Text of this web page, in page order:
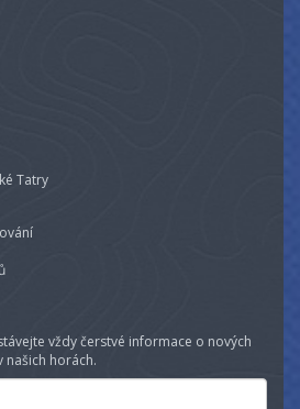
Tatry
vždy čerstvé informace o nových
našich horách.